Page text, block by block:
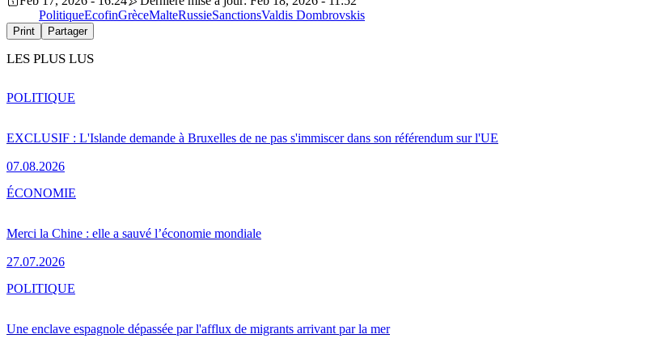
PolitiqueEcofinGrèceMalteRussieSanctionsValdis Dombrovskis
Print Partager
LES PLUS LUS
EXCLUSIF : L'Islande demande à Bruxelles de ne pas s'immiscer dans son référendum sur l'UE
07.08.2026
POLITIQUE
Merci la Chine : elle a sauvé l’économie mondiale
27.07.2026
ÉCONOMIE
Une enclave espagnole dépassée par l'afflux de migrants arrivant par la mer
POLITIQUE